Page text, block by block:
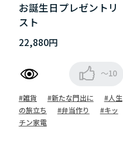
お誕生日プレゼントリ
スト
22,880円
～10
#雑貨 #新たな門出に
#人生
の旅立ち
#弁当作り
#キッ
チン家電